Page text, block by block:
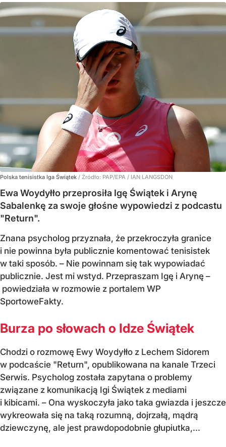
Polska tenisistka Iga Świątek / Źródło: PAP/EPA / IAN LANGSDON
Ewa Woydyłło przeprosiła Igę Świątek i Arynę
Sabalenkę za swoje głośne wypowiedzi z podcastu
"Return".
Znana psycholog przyznała, że przekroczyła granice
i nie powinna była publicznie komentować tenisistek
w taki sposób. – Nie powinnam się tak wypowiadać
publicznie. Jest mi wstyd. Przepraszam Igę i Arynę –
powiedziała w rozmowie z portalem WP
SportoweFakty.
Burza po słowach o Idze Świątek
Chodzi o rozmowę Ewy Woydyłło z Lechem Sidorem
w podcaście "Return", opublikowana na kanale Trzeci
Serwis. Psycholog została zapytana o problemy
związane z komunikacją Igi Świątek z mediami
i kibicami. – Ona wyskoczyła jako taka gwiazda i jeszcze
wykreowała się na taką rozumną, dojrzałą, mądrą
dziewczynę, ale jest prawdopodobnie głupiutka,...